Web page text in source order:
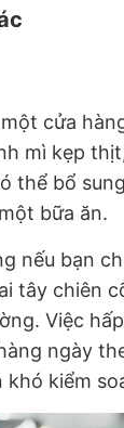
cửa
mì kẹp
thể bổ
bữa ăn.
nếu bạn
tây chiên
Việc
ngày
khó kiểm